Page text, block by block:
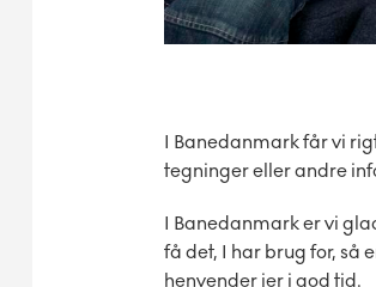
I Banedanmark får vi
tegninger eller andre
I Banedanmark er vi
få det, I har brug for, så
henvender jer i god tid.